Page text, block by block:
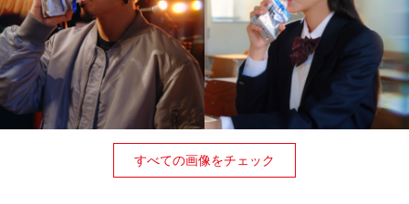
すべての画像をチェック